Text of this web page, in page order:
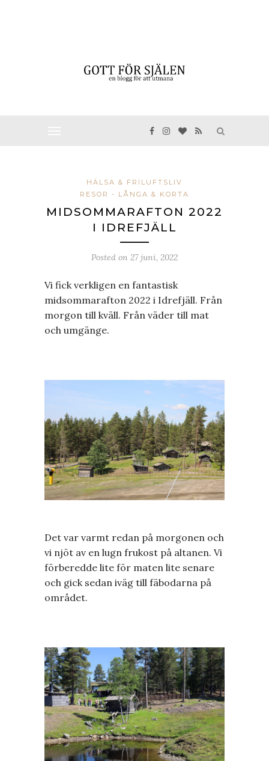
HÄLSA & FRILUFTSLIV
RESOR - LÅNGA & KORTA
MIDSOMMARAFTON 2022
I IDREFJÄLL
Posted on 27 juni, 2022
Vi fick verkligen en fantastisk
midsommarafton 2022 i Idrefjäll. Från
morgon till kväll. Från väder till mat
och umgänge.
Det var varmt redan på morgonen och
vi njöt av en lugn frukost på altanen. Vi
förberedde lite för maten lite senare
och gick sedan iväg till fäbodarna på
området.